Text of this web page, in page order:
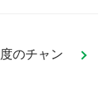
のチャン